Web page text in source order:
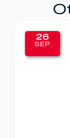
26
SEP